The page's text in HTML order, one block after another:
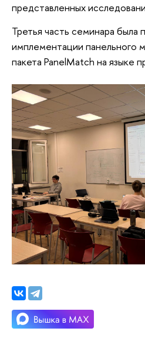
представленных
Третья часть семинара была
имплементации панельного
пакета PanelMatch на языке